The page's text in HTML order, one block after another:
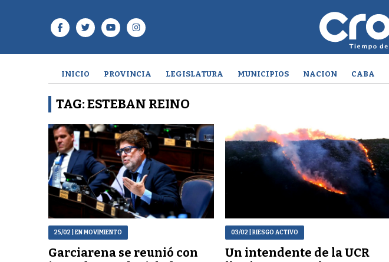
INICIO PROVINCIA LEGISLATURA MUNICIPIOS NACION CABA
TAG: ESTEBAN REINO
25/02 | EN MOVIMIENTO
Garciarena se reunió con
03/02| RIESGO ACTIVO
Un intendente de la UCR